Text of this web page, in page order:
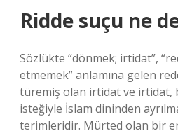
Ridde suçu ne
Sözlükte “dönmek; irtidat”,
etmemek” anlamına gelen
türemiş olan irtidat ve irtidat,
isteğiyle İslam dininden
terimleridir. Mürted olan bir